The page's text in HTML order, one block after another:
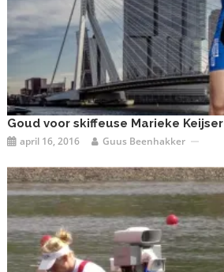
Goud voor skiffeuse Marieke Keijser
april 16, 2016 Guus Beenhakker